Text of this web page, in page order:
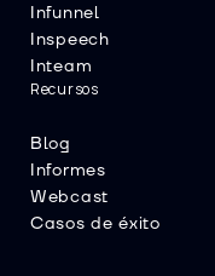
Infunnel
Inspeech
Inteam
Recursos
Blog
Informes
Webcast
Casos de éxito